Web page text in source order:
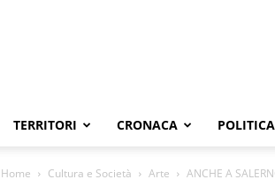
TERRITORI CRONACA POLITICA
Home Cultura e Società Arte ANCHE A